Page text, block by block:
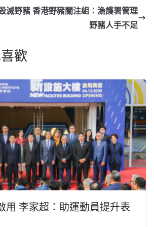
滅野豬 香港野豬關注組：漁護署管理
野豬人手不足
歡
用 李家超：助運動員提升表